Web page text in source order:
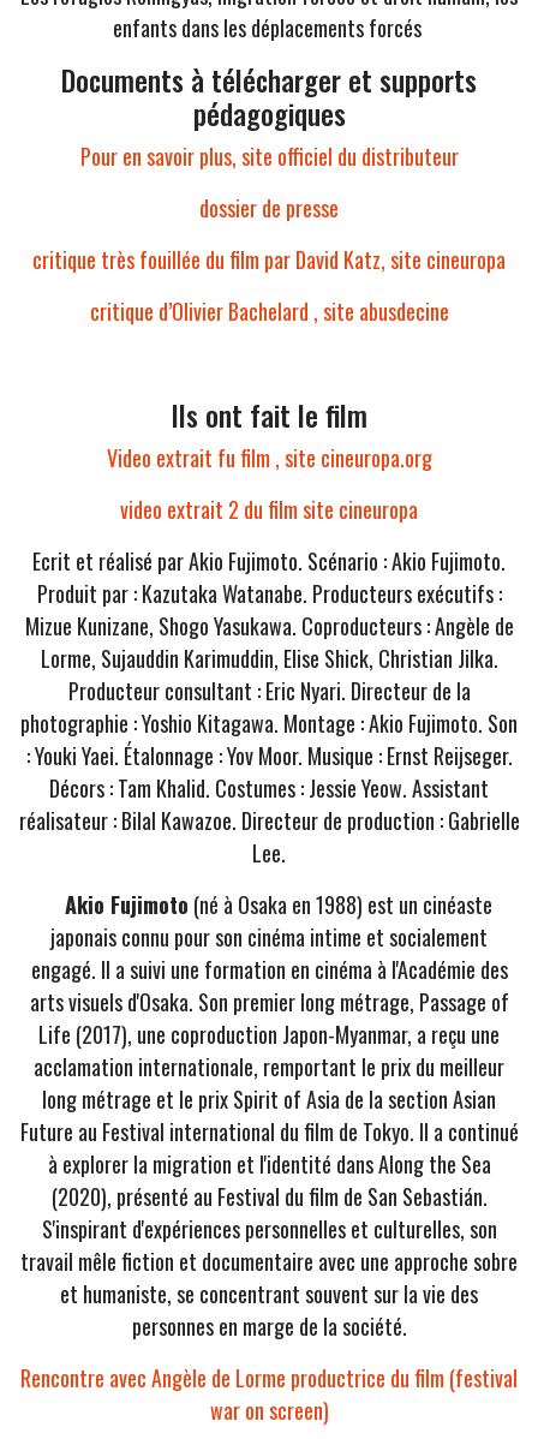
enfants dans les déplacements forcés
Documents à télécharger et supports
pédagogiques
Pour en savoir plus, site officiel du distributeur
dossier de presse
critique très fouillée du film par David Katz, site cineuropa
critique d’Olivier Bachelard , site abusdecine
Ils ont fait le film
Video extrait fu film , site cineuropa.org
video extrait 2 du film site cineuropa
Ecrit et réalisé par Akio Fujimoto. Scénario : Akio Fujimoto.
Produit par : Kazutaka Watanabe. Producteurs exécutifs :
Mizue Kunizane, Shogo Yasukawa. Coproducteurs : Angèle de
Lorme, Sujauddin Karimuddin, Elise Shick, Christian Jilka.
Producteur consultant : Eric Nyari. Directeur de la
photographie : Yoshio Kitagawa. Montage : Akio Fujimoto. Son
: Youki Yaei. Étalonnage : Yov Moor. Musique : Ernst Reijseger.
Décors : Tam Khalid. Costumes : Jessie Yeow. Assistant
réalisateur : Bilal Kawazoe. Directeur de production : Gabrielle
Lee.
Akio Fujimoto (né à Osaka en 1988) est un cinéaste
japonais connu pour son cinéma intime et socialement
engagé. Il a suivi une formation en cinéma à l'Académie des
arts visuels d'Osaka. Son premier long métrage, Passage of
Life (2017), une coproduction Japon-Myanmar, a reçu une
acclamation internationale, remportant le prix du meilleur
long métrage et le prix Spirit of Asia de la section Asian
Future au Festival international du film de Tokyo. Il a continué
à explorer la migration et l'identité dans Along the Sea
(2020), présenté au Festival du film de San Sebastián.
S'inspirant d'expériences personnelles et culturelles, son
travail mêle fiction et documentaire avec une approche sobre
et humaniste, se concentrant souvent sur la vie des
personnes en marge de la société.
Rencontre avec Angèle de Lorme productrice du film (festival
war on screen)